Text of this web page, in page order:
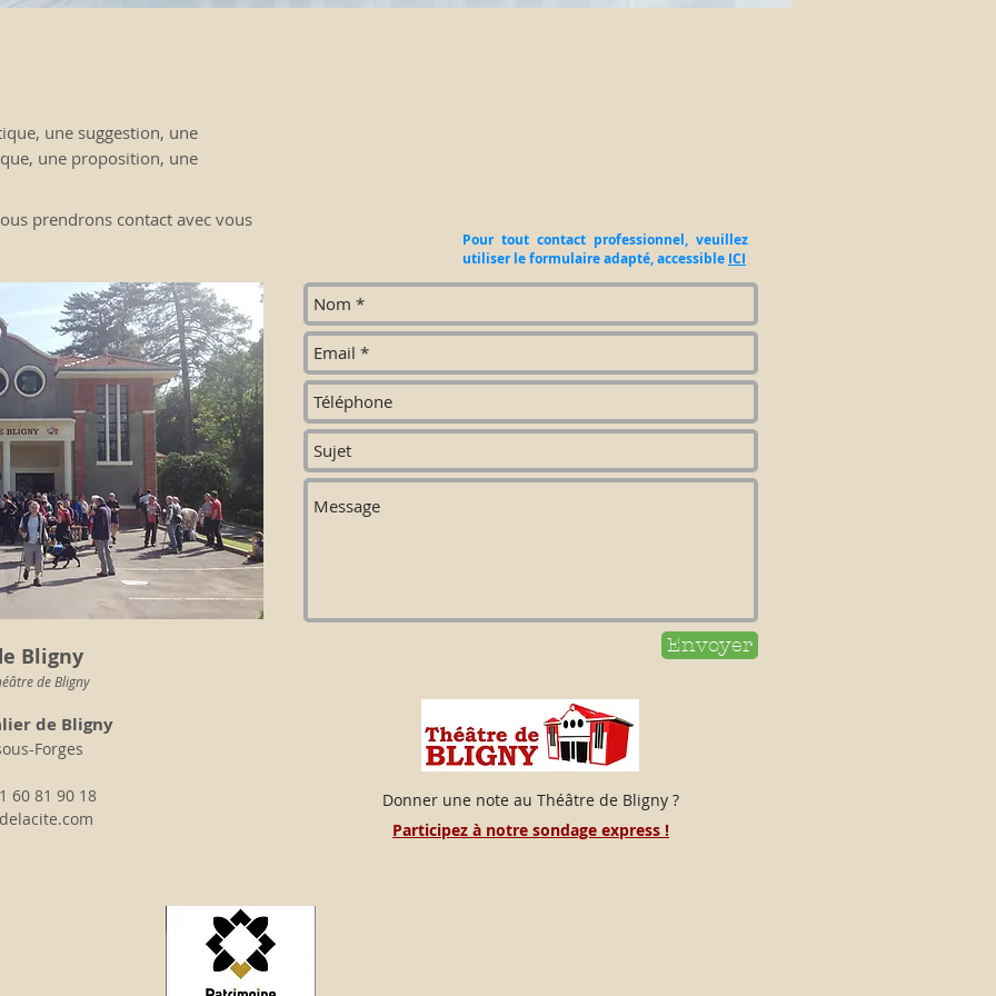
une suggestion, une
une proposition, une
prendrons contact avec vous
Bligny
de Bligny
de Bligny
Forges
60 81 90 18
Pour tout contact professionnel, veuillez
utiliser le formulaire adapté, accessible ICI
Envoyer
Donner une note au Théâtre de Bligny ?
Participez à notre sondage express !